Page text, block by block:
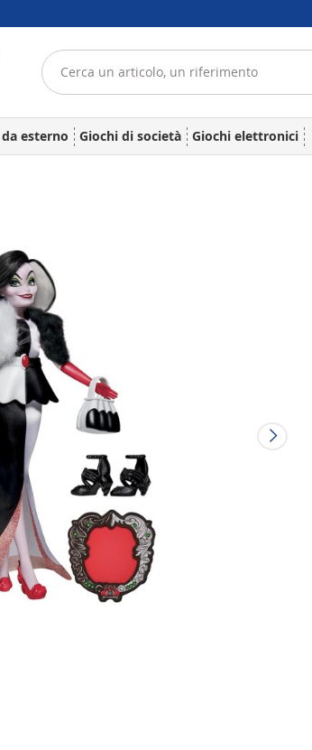
esterno Giochi di società Giochi elettronici